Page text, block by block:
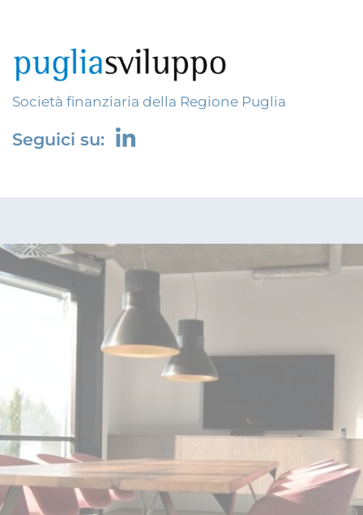
Società finanziaria della Regione Puglia
Seguici su: